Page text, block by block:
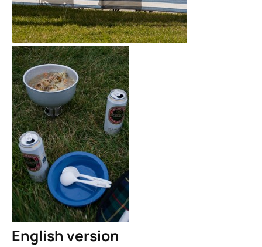
English version